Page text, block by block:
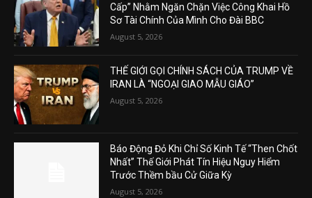
Cấp” Nhằm Ngăn Chặn Việc Công Khai Hồ
Sơ Tài Chính Của Mình Cho Đài BBC
August 5, 2026
THẾ GIỚI GỌI CHÍNH SÁCH CỦA TRUMP VỀ
IRAN LÀ “NGOẠI GIAO MẪU GIÁO”
August 5, 2026
Báo Động Đỏ Khi Chỉ Số Kinh Tế “Then Chốt
Nhất” Thế Giới Phát Tín Hiệu Nguy Hiểm
Trước Thềm bầu Cử Giữa Kỳ
August 5, 2026